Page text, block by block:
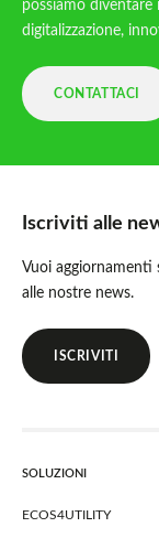
possiamo diventare
digitalizzazione,
CONTATTACI
Iscriviti alle
Vuoi aggiornamenti
alle nostre news.
ISCRIVITI
SOLUZIONI
ECOS4UTILITY